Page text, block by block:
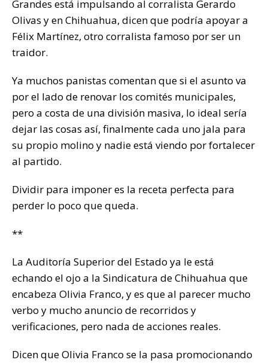
Grandes está impulsando al corralista Gerardo
Olivas y en Chihuahua, dicen que podría apoyar a
Félix Martínez, otro corralista famoso por ser un
traidor.
Ya muchos panistas comentan que si el asunto va
por el lado de renovar los comités municipales,
pero a costa de una división masiva, lo ideal sería
dejar las cosas así, finalmente cada uno jala para
su propio molino y nadie está viendo por fortalecer
al partido.
Dividir para imponer es la receta perfecta para
perder lo poco que queda.
**
La Auditoría Superior del Estado ya le está
echando el ojo a la Sindicatura de Chihuahua que
encabeza Olivia Franco, y es que al parecer mucho
verbo y mucho anuncio de recorridos y
verificaciones, pero nada de acciones reales.
Dicen que Olivia Franco se la pasa promocionando